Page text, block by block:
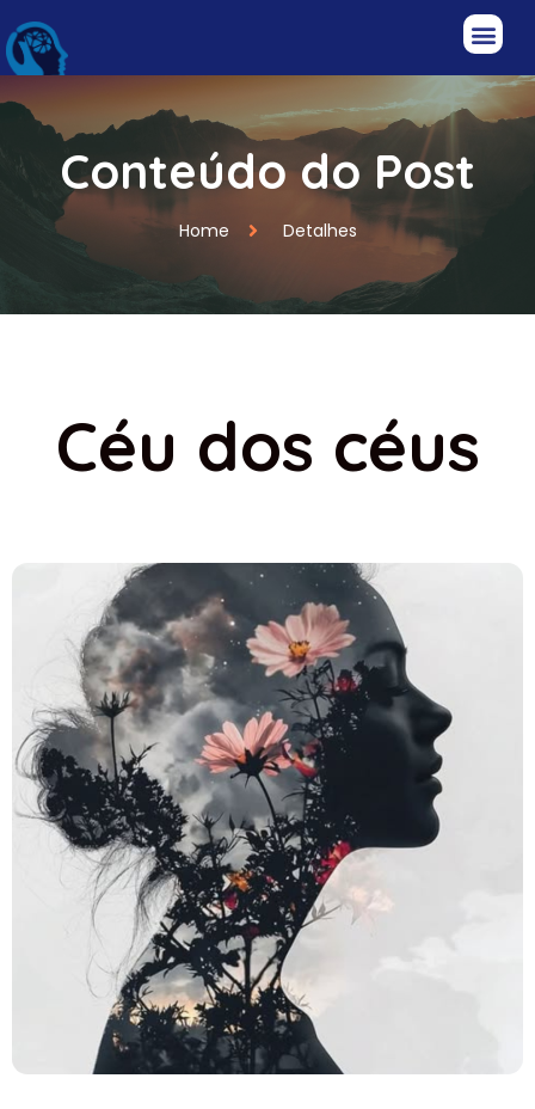
Conteúdo do Post
Home Detalhes
Céu dos céus